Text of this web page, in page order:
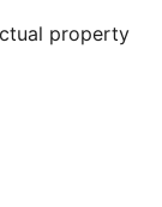
property